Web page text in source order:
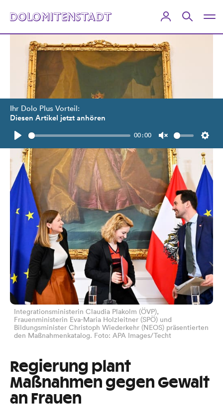
Ihr Dolo Plus Vorteil:
Diesen Artikel jetzt anhören
Play
00:00
Unmute
Integrationsministerin Claudia Plakolm (ÖVP),
Frauenministerin Eva-Maria Holzleitner (SPÖ) und
Bildungsminister Christoph Wiederkehr (NEOS) präsentierten
den Maßnahmenkatalog. Foto: APA Images/Techt
Regierung plant
Maßnahmen gegen Gewalt
an Frauen